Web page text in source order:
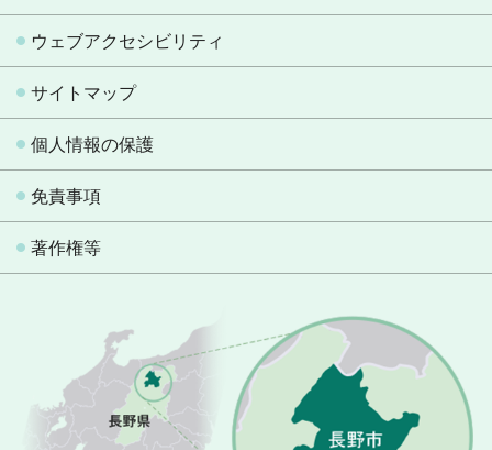
ウェブアクセシビリティ
サイトマップ
個人情報の保護
免責事項
著作権等